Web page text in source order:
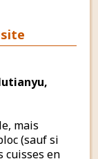
mais
(sauf si
cuisses en